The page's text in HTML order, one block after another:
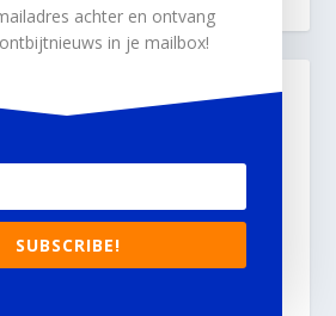
achter en ontvang
in je mailbox!
SUBSCRIBE!